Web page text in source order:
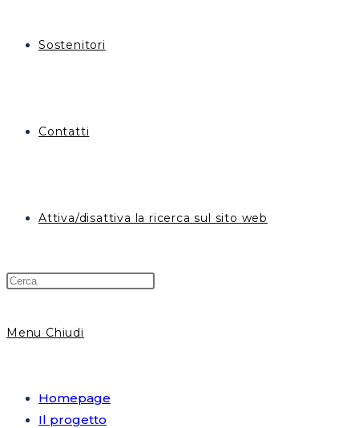
Sostenitori
Contatti
Attiva/disattiva la ricerca sul sito web
Menu Chiudi
Homepage
Il progetto